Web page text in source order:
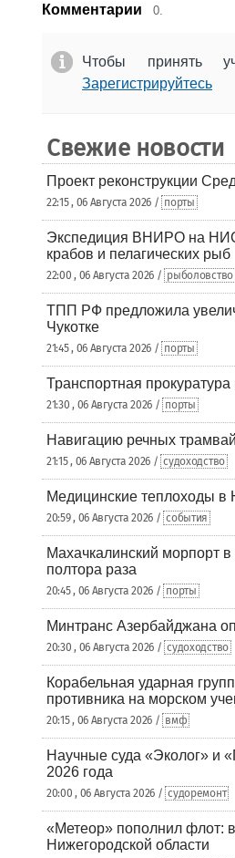
Комментарии 0.
Чтобы принять
Зарегистрируйтесь
Свежие новости
Проект реконструкции
22:15 , 06 Августа 2026 / порты
Экспедиция ВНИРО на
крабов и пелагических рыб
22:00 , 06 Августа 2026 / рыболовство
ТПП РФ предложила
Чукотке
21:45 , 06 Августа 2026 / порты
Транспортная
21:30 , 06 Августа 2026 / порты
Навигацию речных
21:15 , 06 Августа 2026 / судоходство
Медицинские теплоходы в
20:59 , 06 Августа 2026 / события
Махачкалинский морпорт
полтора раза
20:45 , 06 Августа 2026 / порты
Минтранс Азербайджана
20:30 , 06 Августа 2026 / судоходство
Корабельная ударная
противника на морском
20:15 , 06 Августа 2026 / вмф
Научные суда «Эколог» и
2026 года
20:00 , 06 Августа 2026 / судоремонт
«Метеор» пополнил флот:
Нижегородской области